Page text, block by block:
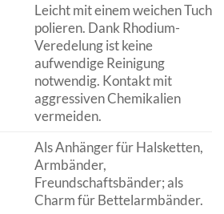
Leicht mit einem weichen Tuch
polieren. Dank Rhodium-
Veredelung ist keine
aufwendige Reinigung
notwendig. Kontakt mit
aggressiven Chemikalien
vermeiden.
Als Anhänger für Halsketten,
Armbänder,
Freundschaftsbänder; als
Charm für Bettelarmbänder.